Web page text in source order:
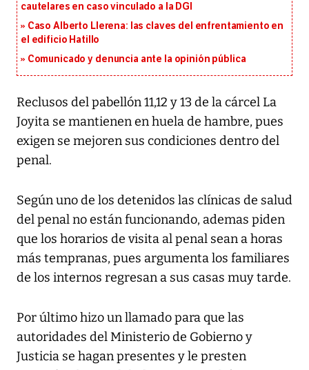
cautelares en caso vinculado a la DGI
Caso Alberto Llerena: las claves del enfrentamiento en
el edificio Hatillo
Comunicado y denuncia ante la opinión pública
Reclusos del pabellón 11,12 y 13 de la cárcel La
Joyita se mantienen en huela de hambre, pues
exigen se mejoren sus condiciones dentro del
penal.
Según uno de los detenidos las clínicas de salud
del penal no están funcionando, ademas piden
que los horarios de visita al penal sean a horas
más tempranas, pues argumenta los familiares
de los internos regresan a sus casas muy tarde.
Por último hizo un llamado para que las
autoridades del Ministerio de Gobierno y
Justicia se hagan presentes y le presten